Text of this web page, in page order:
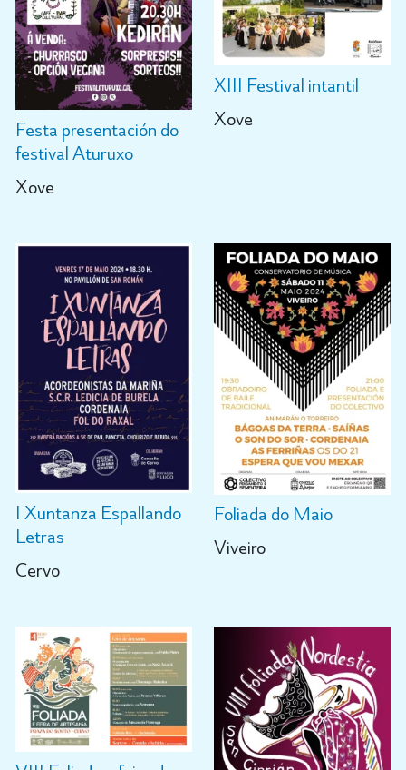
Festa presentación do
festival Aturuxo
Xove
XIII Festival intantil
Xove
I Xuntanza Espallando
Letras
Cervo
Foliada do Maio
Viveiro